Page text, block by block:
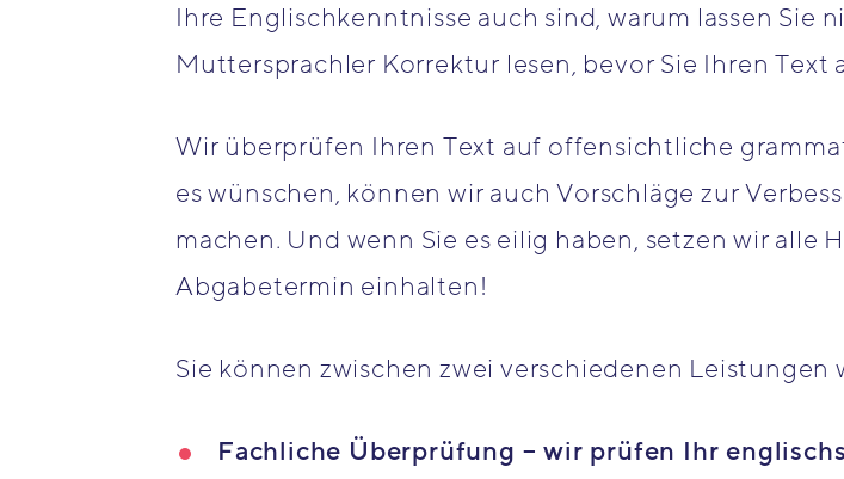
Ihre Englischkenntnisse auch sind, warum lassen
Muttersprachler Korrektur lesen, bevor Sie Ihren Text
Wir überprüfen Ihren Text auf offensichtliche
es wünschen, können wir auch Vorschläge zur
machen. Und wenn Sie es eilig haben, setzen wir alle
Abgabetermin einhalten!
Sie können zwischen zwei verschiedenen Leistungen
Fachliche Überprüfung – wir prüfen Ihr